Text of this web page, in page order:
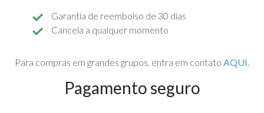
Garantia de reembolso de 30 dias
Cancela a qualquer momento
Para compras em grandes grupos, entra em contato AQUI.
Pagamento seguro